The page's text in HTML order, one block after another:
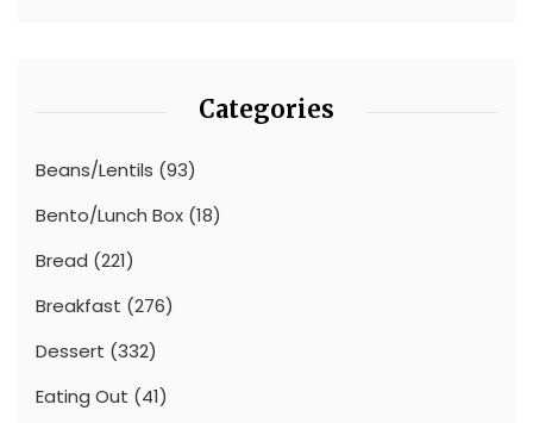
Categories
Beans/Lentils (93)
Bento/Lunch Box (18)
Bread (221)
Breakfast (276)
Dessert (332)
Eating Out (41)